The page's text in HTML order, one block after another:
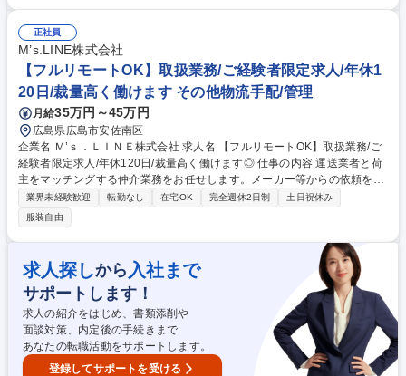
率や品質を最適化するため商品企画段階から参画し、構造評価、プロセス
改善、設備/要具の開発＆導入業務 ■生産技術開発：完成車で生じる3D変
形の制御に必要な机上予測解析技術、バラツキレスの実現に必要な新工法
の開発と合わせ、特許出願や技報作成業務 募集職種 【PE26102】生産技
術開発エンジニア(”魂動デザイン”=外観品質の実現担当)
正社員
M’s.LINE株式会社
【フルリモートOK】取扱業務/ご経験者限定求人/年休1
20日/裁量高く働けます その他物流手配/管理
月給35万円～45万円
広島県広島市安佐南区
企業名 Ｍ’ｓ．ＬＩＮＥ株式会社 求人名 【フルリモートOK】取扱業務/ご
経験者限定求人/年休120日/裁量高く働けます◎ 仕事の内容 運送業者と荷
主をマッチングする仲介業務をお任せします。メーカー等からの依頼を受
け、電話で全国の運送業者へ配車手配を行います。完全在宅で全国のネッ
トワークを構築可能です。 ■配送依頼の受付（メーカーや運送会社より）
■全国の運送業者への車両手配（電話主体）■見積作成・価格交渉・配車調
整■建材輸送を中心とした案件対応（4t車～トレーラーまで）▼完全リモ
ートワークのため、電話でのコミュニケーションが鍵となります。個人の
成果が事業成長に直結するやりがいがあります。 募集職種 【フルリモー
トOK】取扱業務/ご経験者限定求人/年休120日/裁量高く働けます◎
業界未経験歓迎 転勤なし 在宅OK 完全週休2日制
土日祝休み
服装自由
求人探しから 入社まで
サポートします！
求人の紹介をはじめ、書類添削や
面談対策、内定後の手続きまで
あなたの転職活動をサポートします。
登録してサポートを受ける